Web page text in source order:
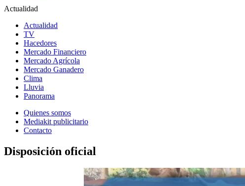
Actualidad
Actualidad
TV
Hacedores
Mercado Financiero
Mercado Agrícola
Mercado Ganadero
Clima
Lluvia
Panorama
Quienes somos
Mediakit publicitario
Contacto
Disposición oficial